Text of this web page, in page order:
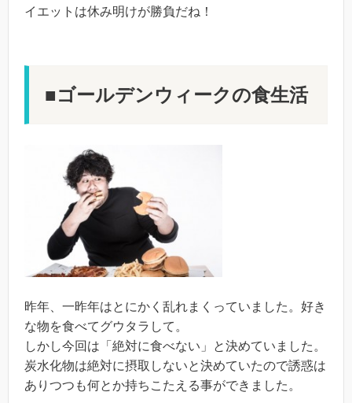
イエットは休み明けが勝負だね！
■ゴールデンウィークの食生活
昨年、一昨年はとにかく乱れまくっていました。好き
な物を食べてグウタラして。
しかし今回は「絶対に食べない」と決めていました。
炭水化物は絶対に摂取しないと決めていたので誘惑は
ありつつも何とか持ちこたえる事ができました。